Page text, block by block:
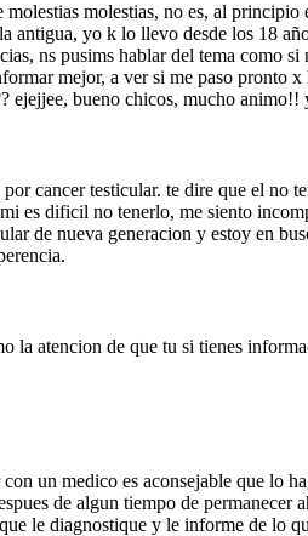
molestias, no es, al
antigua, yo k lo llevo desde los 18
ns pusims hablar del tema como
mejor, a ver si me paso pronto
ejejjee, bueno chicos, mucho
cancer testicular. te dire que el no
es dificil no tenerlo, me siento
de nueva generacion y estoy en
la atencion de que tu si tienes
un medico es aconsejable que lo
de algun tiempo de
le diagnostique y le informe de lo